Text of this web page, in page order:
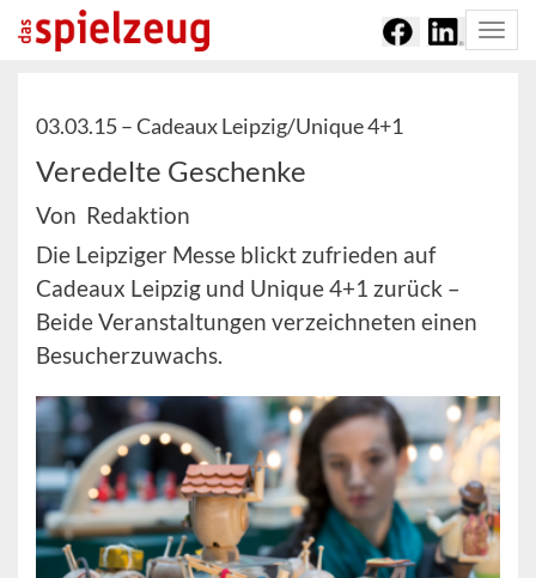
03.03.15 –Cadeaux Leipzig/Unique 4+1
Veredelte Geschenke
Von Redaktion
Die Leipziger Messe blickt zufrieden auf
Cadeaux Leipzig und Unique 4+1 zurück –
Beide Veranstaltungen verzeichneten einen
Besucherzuwachs.